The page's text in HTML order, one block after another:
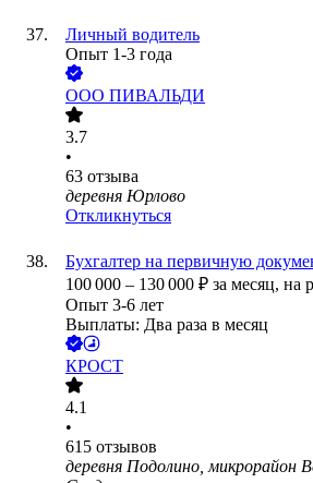
Личный водитель
Опыт 1-3 года
ООО ПИВАЛЬДИ
3.7
•
63 отзыва
деревня Юрлово
Откликнуться
Бухгалтер на первичную
100 000 – 130 000 ₽ за месяц, на
Опыт 3-6 лет
Выплаты: Два раза в месяц
КРОСТ
4.1
•
615 отзывов
деревня Подолино, микрорайон